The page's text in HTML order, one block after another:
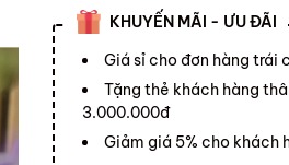
KHUYẾN MÃI - ƯU ĐÃI
Giá sỉ cho đơn hàng trái
Tặng thẻ khách hàng
3.000.000đ
Giảm giá 5% cho khách